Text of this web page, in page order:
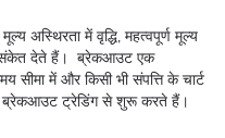
अस्थिरता में वृद्धि, महत्वपूर्ण मूल्य
संकेत देते हैं। ब्रेकआउट एक
सीमा में और किसी भी संपत्ति के चार्ट
ब्रेकआउट ट्रेडिंग से शुरू करते हैं।